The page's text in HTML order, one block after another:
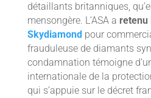
détaillants britanniques,
mensongère. L’ASA a retenu
Skydiamondpour
frauduleuse de diamants
condamnation témoigne
internationale de la
qui s’appuie sur le décret